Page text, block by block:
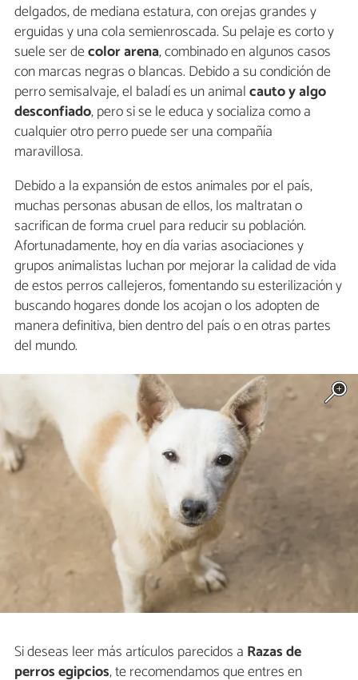
delgados, de mediana estatura, con orejas grandes y
erguidas y una cola semienroscada. Su pelaje es corto y
suele ser decolor arena, combinado en algunos casos
con marcas negras o blancas. Debido a su condición de
perro semisalvaje, el baladí es un animalcauto y algo
desconfiado, pero si se le educa y socializa como a
cualquier otro perro puede ser una compañía
maravillosa.
Debido a la expansión de estos animales por el país,
muchas personas abusan de ellos, los maltratan o
sacrifican de forma cruel para reducir su población.
Afortunadamente, hoy en día varias asociaciones y
grupos animalistas luchan por mejorar la calidad de vida
de estos perros callejeros, fomentando su esterilización y
buscando hogares donde los acojan o los adopten de
manera definitiva, bien dentro del país o en otras partes
del mundo.
Si deseas leer más artículos parecidos a Razas de
perros egipcios, te recomendamos que entres en